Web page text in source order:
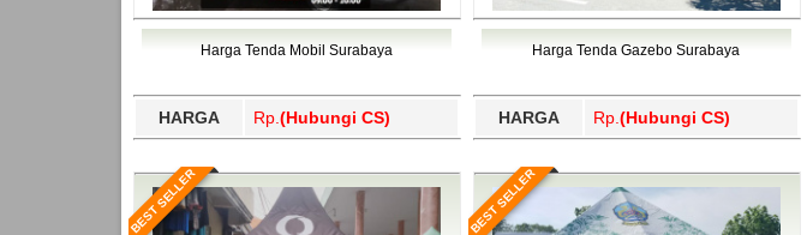
Harga Tenda Mobil Surabaya
HARGA Rp. (Hubungi CS)
Harga Tenda Gazebo Surabaya
HARGA Rp. (Hubungi CS)
BEST SELLER BEST SELLER